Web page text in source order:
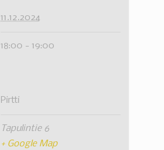
11.12.2024
18:00 - 19:00
Pirtti
Tapulintie 6
+ Google Map